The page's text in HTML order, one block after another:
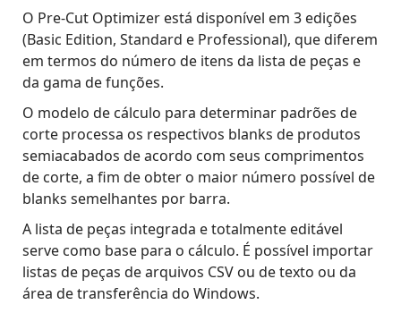
O Pre-Cut Optimizer está disponível em 3 edições
(Basic Edition, Standard e Professional), que diferem
em termos do número de itens da lista de peças e
da gama de funções.
O modelo de cálculo para determinar padrões de
corte processa os respectivos blanks de produtos
semiacabados de acordo com seus comprimentos
de corte, a fim de obter o maior número possível de
blanks semelhantes por barra.
A lista de peças integrada e totalmente editável
serve como base para o cálculo. É possível importar
listas de peças de arquivos CSV ou de texto ou da
área de transferência do Windows.